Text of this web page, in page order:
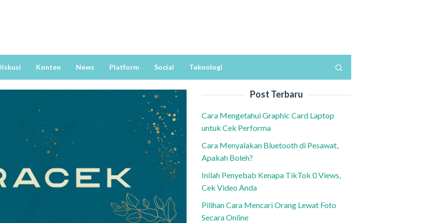
Konten News Platform Social Teknologi
Post Terbaru
Cara Mengetahui Graphic Card Laptop
untuk Cek Performa
Cara Menyalakan Bluetooth di Pesawat,
Apakah Boleh?
Inilah Penyebab Kenapa TikTok 0 Views,
Cek Video Anda
Pilihan Cara Mencari Orang Lewat Foto
Secara Online